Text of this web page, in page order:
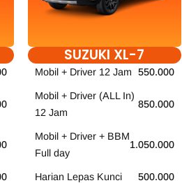
SUZUKI XL-7
Mobil + Driver 12 Jam 550.000
Mobil + Driver (ALL In)
12 Jam
850.000
Mobil + Driver + BBM
Full day
1.050.000
Harian Lepas Kunci 500.000